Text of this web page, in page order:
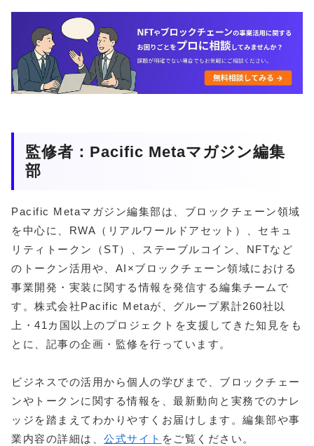
監修者：Pacific Metaマガジン編集
部
Pacific Metaマガジン編集部は、ブロックチェーン領域
を中心に、RWA（リアルワールドアセット）、セキュ
リティトークン（ST）、ステーブルコイン、NFTなど
のトークン活用や、AI×ブロックチェーン領域における
事業開発・実装に関する情報を発信する編集チームで
す。株式会社Pacific Metaが、グループ累計260社以
上・41カ国以上のプロジェクトを支援してきた知見をも
とに、記事の企画・監修を行っています。
ビジネスでの活用から個人の学びまで、ブロックチェー
ンやトークンに関する情報を、最新動向と実務でのナレ
ッジを踏まえてわかりやすくお届けします。編集部や事
業内容の詳細は、 公式サイト をご覧ください。